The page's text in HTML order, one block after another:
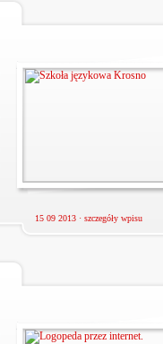
15 09 2013 · szczegóły wpisu